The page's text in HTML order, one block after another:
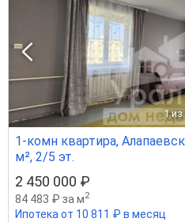
1 из
1-комн квартира,
м², 2/5 эт.
2 450 000 ₽
84 483 ₽ за м2
Ипотека от 10 811 ₽ в месяц